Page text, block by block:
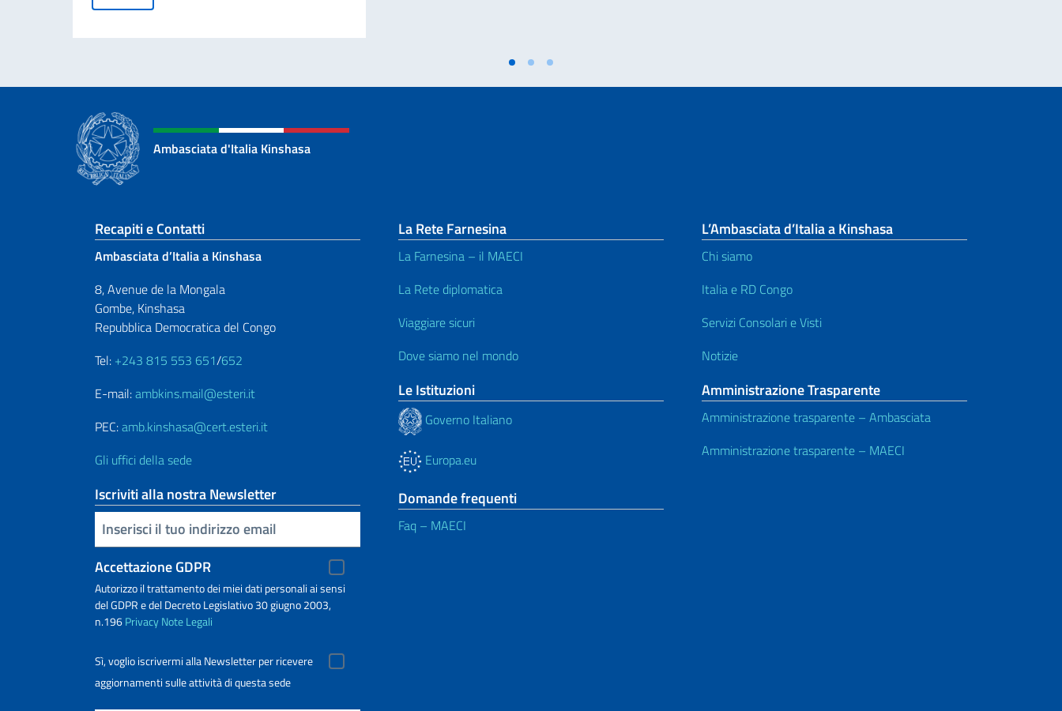
Ambasciata d'Italia Kinshasa
Sezione footer
Recapiti e Contatti
Ambasciata d’Italia a Kinshasa
8, Avenue de la Mongala
Gombe, Kinshasa
Repubblica Democratica del Congo
Tel: +243 815 553 651/652
E-mail:ambkins.mail@esteri.it
PEC:amb.kinshasa@cert.esteri.it
Gli uffici della sede
Iscriviti alla nostra Newsletter
Inserisci la tua email
Accettazione GDPR
Autorizzo il trattamento dei miei dati personali ai sensi
del GDPR e del Decreto Legislativo 30 giugno 2003,
n.196PrivacyNote Legali
Sì, voglio iscrivermi alla Newsletter per ricevere
aggiornamenti sulle attività di questa sede
La Rete Farnesina
La Farnesina – il MAECI
La Rete diplomatica
Viaggiare sicuri
Dove siamo nel mondo
Le Istituzioni
Governo Italiano
Europa.eu
Domande frequenti
Faq – MAECI
L’Ambasciata d’Italia a Kinshasa
Chi siamo
Italia e RD Congo
Servizi Consolari e Visti
Notizie
Amministrazione Trasparente
Amministrazione trasparente – Ambasciata
Amministrazione trasparente – MAECI